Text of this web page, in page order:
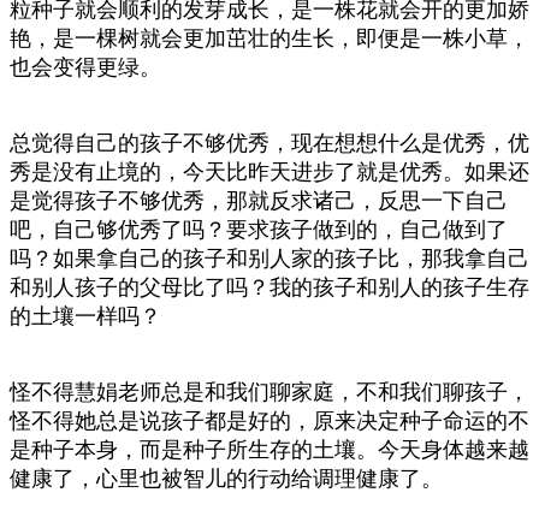
粒种子就会顺利的发芽成长，是一株花就会开的更加娇
艳，是一棵树就会更加茁壮的生长，即便是一株小草，
也会变得更绿。
总觉得自己的孩子不够优秀，现在想想什么是优秀，优
秀是没有止境的，今天比昨天进步了就是优秀。如果还
是觉得孩子不够优秀，那就反求诸己，反思一下自己
吧，自己够优秀了吗？要求孩子做到的，自己做到了
吗？如果拿自己的孩子和别人家的孩子比，那我拿自己
和别人孩子的父母比了吗？我的孩子和别人的孩子生存
的土壤一样吗？
怪不得慧娟老师总是和我们聊家庭，不和我们聊孩子，
怪不得她总是说孩子都是好的，原来决定种子命运的不
是种子本身，而是种子所生存的土壤。今天身体越来越
健康了，心里也被智儿的行动给调理健康了。